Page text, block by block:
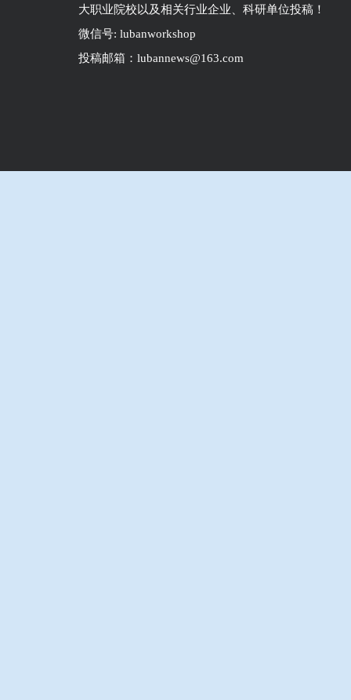
大职业院校以及相关行业企业、科研单位投稿！
微信号: lubanworkshop
投稿邮箱：lubannews@163.com